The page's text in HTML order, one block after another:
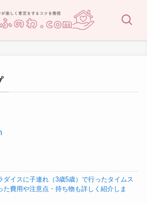
ダイスに子連れ（3歳5歳）で行ったタイムス
た費用や注意点・持ち物も詳しく紹介しま